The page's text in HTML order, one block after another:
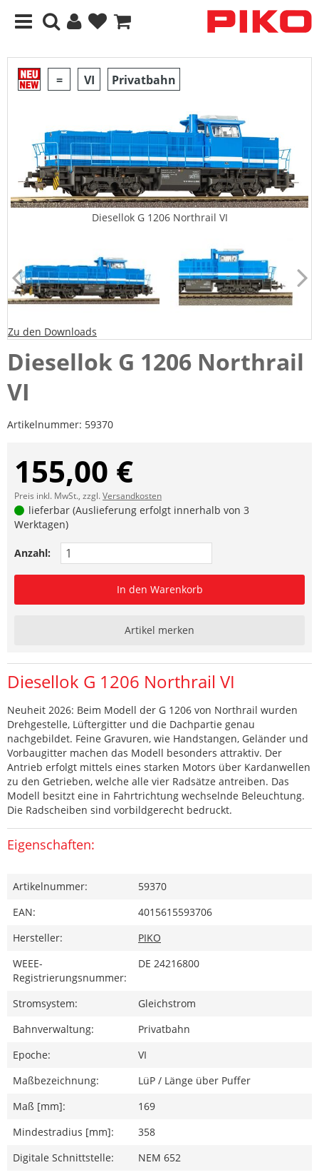
= VI Privatbahn
Diesellok G 1206 Northrail VI
Zu den Downloads
Diesellok G 1206 Northrail
VI
Artikelnummer: 59370
155,00 €
Preis inkl. MwSt., zzgl.Versandkosten
lieferbar (Auslieferung erfolgt innerhalb von 3
Werktagen)
Anzahl:
In den Warenkorb
Artikel merken
Diesellok G 1206 Northrail VI
Neuheit 2026: Beim Modell der G 1206 von Northrail wurden
Drehgestelle, Lüftergitter und die Dachpartie genau
nachgebildet. Feine Gravuren, wie Handstangen, Geländer und
Vorbaugitter machen das Modell besonders attraktiv. Der
Antrieb erfolgt mittels eines starken Motors über Kardanwellen
zu den Getrieben, welche alle vier Radsätze antreiben. Das
Modell besitzt eine in Fahrtrichtung wechselnde Beleuchtung.
Die Radscheiben sind vorbildgerecht bedruckt.
Eigenschaften:
Artikelnummer:
59370
EAN:
4015615593706
Hersteller:
PIKO
WEEE-
Registrierungsnummer:
DE 24216800
Stromsystem:
Gleichstrom
Bahnverwaltung:
Privatbahn
Epoche:
VI
Maßbezeichnung:
LüP / Länge über Puffer
Maß [mm]:
169
Mindestradius [mm]:
358
Digitale Schnittstelle:
NEM 652